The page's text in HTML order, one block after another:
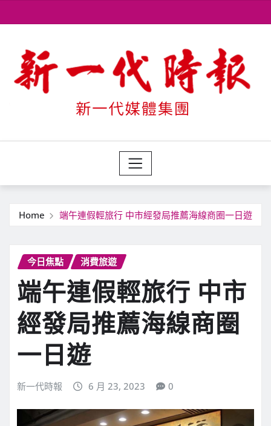
to
Home 端午連假輕旅行 中市經發局推薦海線商圈一日遊
今日焦點 消費旅遊
端午連假輕旅行 中市
經發局推薦海線商圈
一日遊
新一代時報 6 月 23, 2023 0